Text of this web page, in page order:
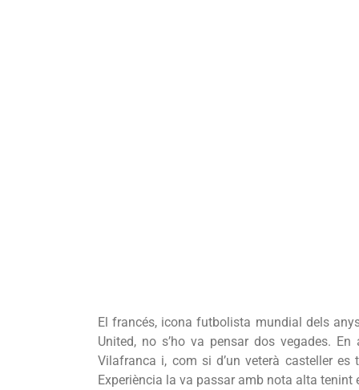
El francés, icona futbolista mundial dels
United, no s’ho va pensar dos vegades.
Vilafranca i, com si d’un veterà casteller
Experiència la va passar amb nota alta tenint